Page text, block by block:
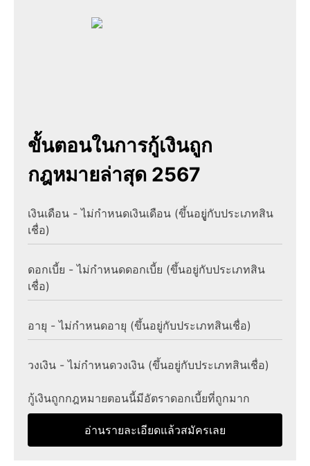
ขั้นตอนในการกู้เงินถูก
กฎหมายล่าสุด 2567
เงินเดือน - ไม่กำหนดเงินเดือน (ขึ้นอยูู่กับประเภทสิน
เชื่อ)
ดอกเบี้ย - ไม่กำหนดดอกเบี้ย (ขึ้นอยู่กับประเภทสิน
เชื่อ)
อายุ - ไม่กำหนดอายุ (ขึ้นอยู่กับประเภทสินเชื่อ)
วงเงิน - ไม่กำหนดวงเงิน (ขึ้นอยู่กับประเภทสินเชื่อ)
กู้เงินถูกกฎหมายตอนนี้มีอัตราดอกเบี้ยที่ถูกมาก
อ่านรายละเอียดแล้วสมัครเลย